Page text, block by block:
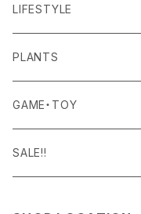
BAICYCLON
BISQUE
Curry Mason
Detail
BOTTOMS
ROOM WEAR
SHOES
HAT・CAP
LIGHTING
MILITARY GOODS
NITE IZE
S-BBINER
RGM
FOOD
DRINK
KITCHEN GOODS
TABLEWARE
LIFESTYLE
ALOMA
ART PIECE
BODY & SKIN CARE
PLANTS
POTTED PLANTS
TERRARIUM
GAME・TOY
SALE!!